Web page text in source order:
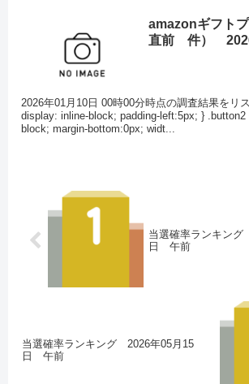
amazonギフト
直前 件）
2026年01月10日 00時00分時点の調査結果をリ
display: inline-block; padding-left:5px; }
block; margin-bottom:0px; widt...
当選確率ランキン
日 午前
当選確率ランキング 2026年05月15
日 午前